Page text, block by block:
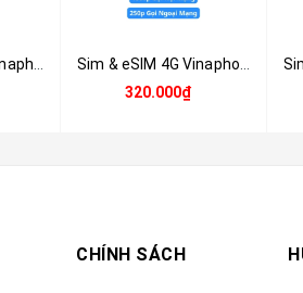
320.000₫
CHÍNH SÁCH